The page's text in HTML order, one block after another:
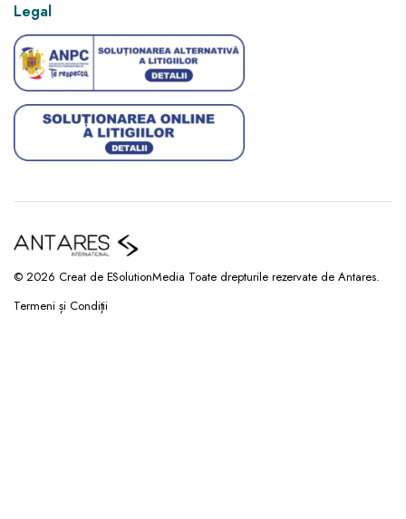
Legal
© 2026 Creat de ESolutionMedia Toate drepturile rezervate de Antares.
Termeni și Condiții